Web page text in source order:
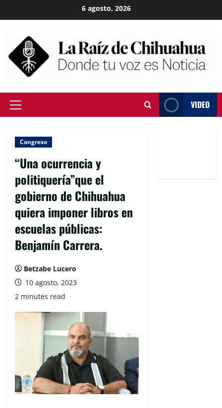
to
6 agosto, 2026
Primary
VIDEO
Congreso
“Una ocurrencia y
politiquería”que el
gobierno de Chihuahua
quiera imponer libros en
escuelas públicas:
Benjamín Carrera.
Betzabe Lucero
10 agosto, 2023
2 minutes read